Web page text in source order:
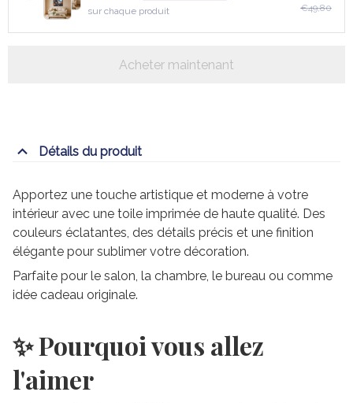
sur chaque produit
€49,80
Acheter maintenant
Détails du produit
Apportez une touche artistique et moderne à votre
intérieur avec une toile imprimée de haute qualité. Des
couleurs éclatantes, des détails précis et une finition
élégante pour sublimer votre décoration.
Parfaite pour le salon, la chambre, le bureau ou comme
idée cadeau originale.
✨ Pourquoi vous allez
l'aimer